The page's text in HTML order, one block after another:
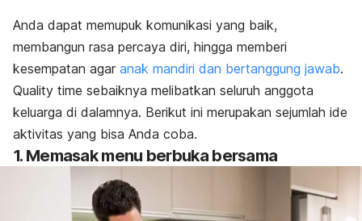
Anda dapat memupuk komunikasi yang baik,
membangun rasa percaya diri, hingga memberi
kesempatan agar anak mandiri dan bertanggung jawab.
Quality time sebaiknya melibatkan seluruh anggota
keluarga di dalamnya. Berikut ini merupakan sejumlah ide
aktivitas yang bisa Anda coba.
1. Memasak menu berbuka bersama